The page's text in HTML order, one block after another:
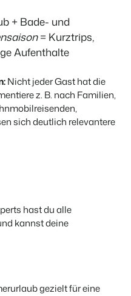
+ Bade- und
= Kurztrips,
Aufenthalte
Nicht jeder Gast hat die
z. B. nach Familien,
sich deutlich relevantere
hast du alle
kannst deine
gezielt für eine